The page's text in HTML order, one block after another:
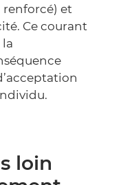
et
Ce courant
loin